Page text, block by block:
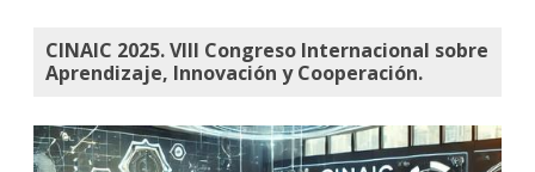
25
CINAIC 2025. VIII Congreso Internacional sobre
Aprendizaje, Innovación y Cooperación.